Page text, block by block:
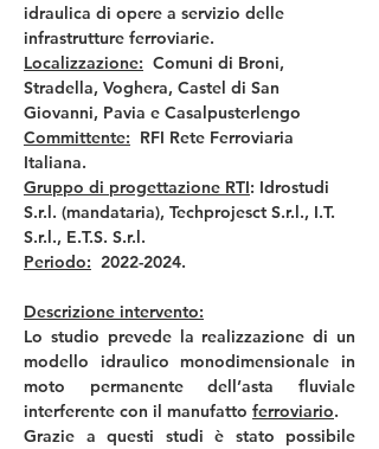
idraulica di opere a servizio delle
infrastrutture ferroviarie.
Localizzazione: Comuni di Broni,
Stradella, Voghera, Castel di San
Giovanni, Pavia e Casalpusterlengo
Committente: RFI Rete Ferroviaria
Italiana.
Gruppo di progettazione RTI: Idrostudi
S.r.l. (mandataria), Techprojesct S.r.l., I.T.
S.r.l., E.T.S. S.r.l.
Periodo: 2022-2024.
Descrizione intervento:
Lo studio prevede la realizzazione di un
modello idraulico monodimensionale in
moto permanente dell’asta fluviale
interferente con il manufatto ferroviario.
Grazie a questi studi è stato possibile